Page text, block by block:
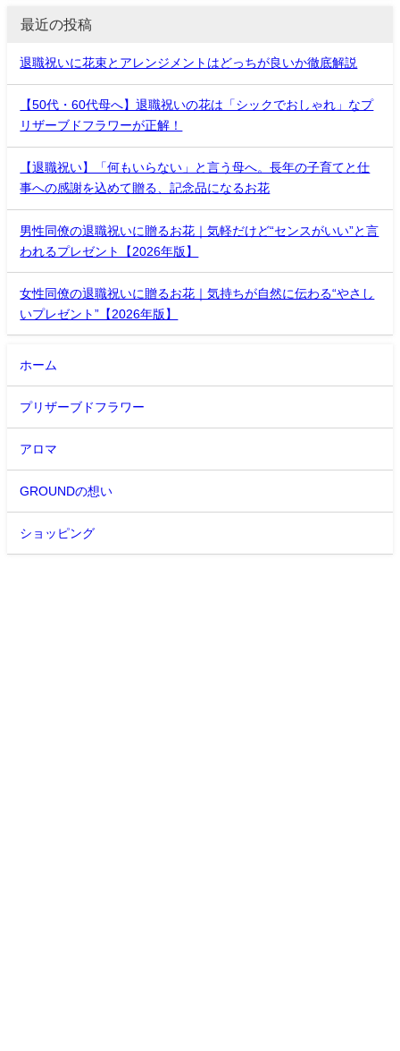
最近の投稿
退職祝いに花束とアレンジメントはどっちが良いか徹底解説
【50代・60代母へ】退職祝いの花は「シックでおしゃれ」なプ
リザーブドフラワーが正解！
【退職祝い】「何もいらない」と言う母へ。長年の子育てと仕
事への感謝を込めて贈る、記念品になるお花
男性同僚の退職祝いに贈るお花｜気軽だけど“センスがいい”と言
われるプレゼント【2026年版】
女性同僚の退職祝いに贈るお花｜気持ちが自然に伝わる“やさし
いプレゼント”【2026年版】
ホーム
プリザーブドフラワー
アロマ
GROUNDの想い
ショッピング